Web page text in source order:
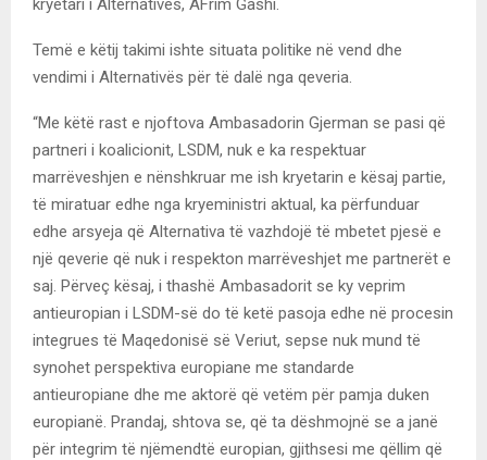
Temë e këtij takimi ishte situata politike në vend dhe
vendimi i Alternativës për të dalë nga qeveria.
“Me këtë rast e njoftova Ambasadorin Gjerman se pasi që
partneri i koalicionit, LSDM, nuk e ka respektuar
marrëveshjen e nënshkruar me ish kryetarin e kësaj partie,
të miratuar edhe nga kryeministri aktual, ka përfunduar
edhe arsyeja që Alternativa të vazhdojë të mbetet pjesë e
një qeverie që nuk i respekton marrëveshjet me partnerët e
saj. Përveç kësaj, i thashë Ambasadorit se ky veprim
antieuropian i LSDM-së do të ketë pasoja edhe në procesin
integrues të Maqedonisë së Veriut, sepse nuk mund të
synohet perspektiva europiane me standarde
antieuropiane dhe me aktorë që vetëm për pamja duken
europianë. Prandaj, shtova se, që ta dëshmojnë se a janë
për integrim të njëmendtë europian, gjithsesi me qëllim që